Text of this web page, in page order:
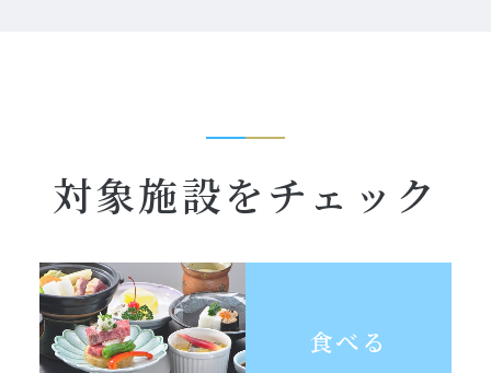
対象施設をチェック
食べる